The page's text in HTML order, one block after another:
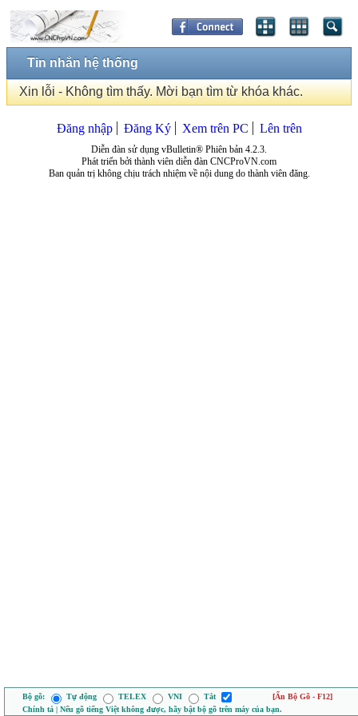
Tin nhắn hệ thống
Xin lỗi - Không tìm thấy. Mời bạn tìm từ khóa khác.
Đăng nhập Đăng Ký Xem trên PC Lên trên
Diễn đàn sử dụng vBulletin® Phiên bản 4.2.3.
Phát triển bởi thành viên diễn đàn CNCProVN.com
Ban quản trị không chịu trách nhiệm về nội dung do thành viên đăng.
Bộ gõ: Tự động TELEX VNI Tắt
[Ẩn Bộ Gõ - F12]
Chính tả | Nếu gõ tiếng Việt không được, hãy bật bộ gõ trên máy của bạn.